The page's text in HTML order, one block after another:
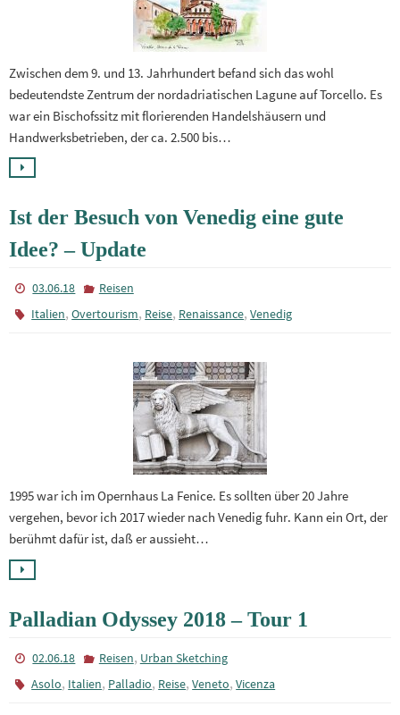
Zwischen dem 9. und 13. Jahrhundert befand sich das wohl
bedeutendste Zentrum der nordadriatischen Lagune auf Torcello. Es
war ein Bischofssitz mit florierenden Handelshäusern und
Handwerksbetrieben, der ca. 2.500 bis…
Ist der Besuch von Venedig eine gute
Idee? – Update
03.06.18
Reisen
Italien,Overtourism, Reise, Renaissance,Venedig
1995 war ich im Opernhaus La Fenice. Es sollten über 20 Jahre
vergehen, bevor ich 2017 wieder nach Venedig fuhr. Kann ein Ort, der
berühmt dafür ist, daß er aussieht…
Palladian Odyssey 2018 – Tour 1
02.06.18 Reisen, Urban Sketching
Asolo, Italien, Palladio, Reise,Veneto,Vicenza